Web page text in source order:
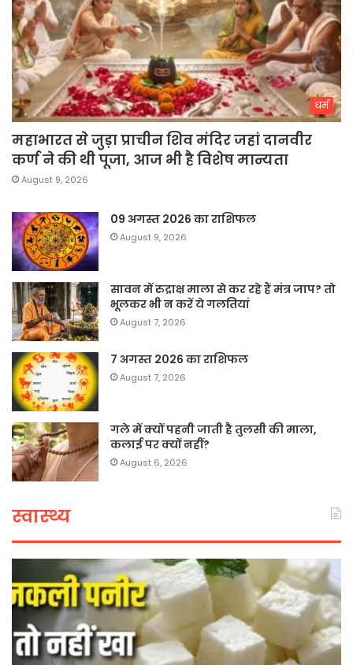
धर्म
महाभारत से जुड़ा प्राचीन शिव मंदिर जहां दानवीर
कर्ण ने की थी पूजा, आज भी है विशेष मान्यता
August 9, 2026
09 अगस्त 2026 का राशिफल
August 9, 2026
सावन में रुद्राक्ष माला से कर रहे हैं मंत्र जाप? तो
भूलकर भी न करें ये गलतियां
August 7, 2026
7 अगस्त 2026 का राशिफल
August 7, 2026
गले में क्यों पहनी जाती है तुलसी की माला,
कलाई पर क्यों नहीं?
August 6, 2026
स्वास्थ्य